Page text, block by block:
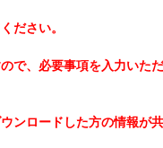
ださい。
で、必要事項を入力いた
ンロードした方の情報が